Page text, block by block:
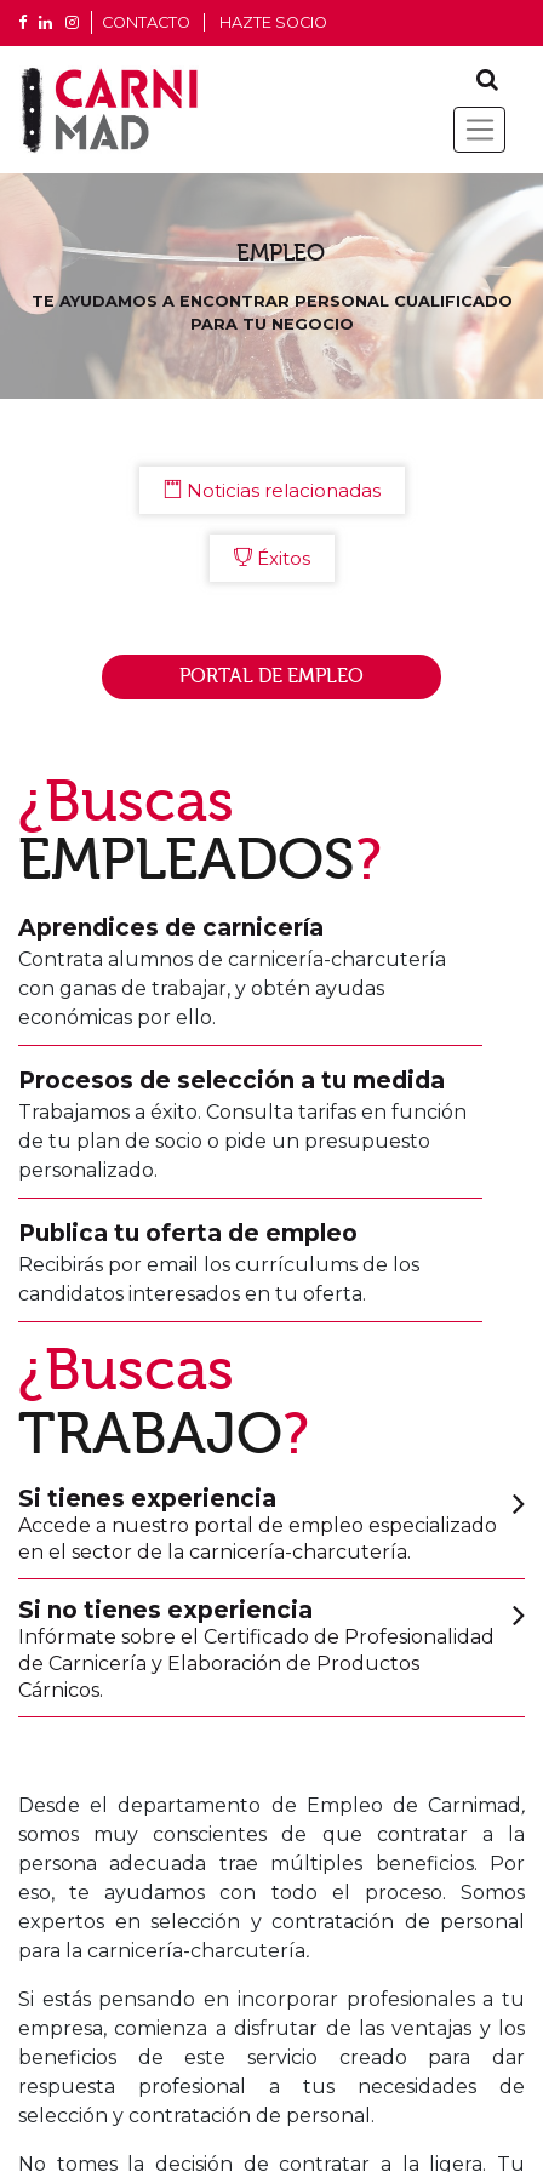
CONTACTO HAZTE SOCIO
EMPLEO
TE AYUDAMOS A ENCONTRAR PERSONAL CUALIFICADO
PARA TU NEGOCIO
Noticias relacionadas
Éxitos
PORTAL DE EMPLEO
¿Buscas
EMPLEADOS?
Aprendices de carnicería
Contrata alumnos de carnicería-charcutería
con ganas de trabajar, y obtén ayudas
económicas por ello.
Procesos de selección a tu medida
Trabajamos a éxito. Consulta tarifas en función
de tu plan de socio o pide un presupuesto
personalizado.
Publica tu oferta de empleo
Recibirás por email los currículums de los
candidatos interesados en tu oferta.
¿Buscas
TRABAJO?
Si tienes experiencia
Accede a nuestro portal de empleo especializado
en el sector de la carnicería-charcutería.
Si no tienes experiencia
Infórmate sobre el Certificado de Profesionalidad
de Carnicería y Elaboración de Productos
Cárnicos.
Desde el departamento de Empleo de Carnimad ,
somos muy conscientes de que contratar a la
persona adecuada trae múltiples beneficios. Por
eso, te ayudamos con todo el proceso. Somos
expertos en selección y contratación de personal
para la carnicería-charcutería.
Si estás pensando en incorporar profesionales a tu
empresa, comienza a disfrutar de las ventajas y los
beneficios de este servicio creado para dar
respuesta profesional a tus necesidades de
selección y contratación de personal.
No tomes la decisión de contratar a la ligera. Tu